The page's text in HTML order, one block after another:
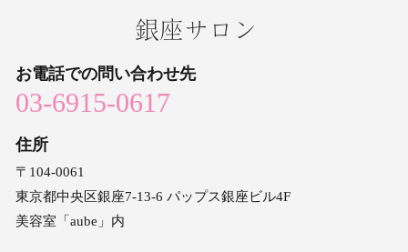
銀座サロン
お電話での問い合わせ先
03-6915-0617
住所
〒104‐0061
東京都中央区銀座7-13-6 パップス銀座ビル4F
美容室「aube」内